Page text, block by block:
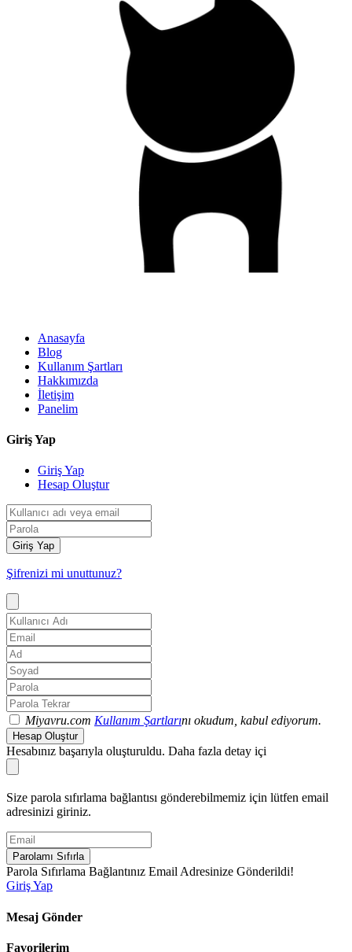
Anasayfa
Blog
Kullanım Şartları
Hakkımızda
İletişim
Panelim
Giriş Yap
Giriş Yap
Hesap Oluştur
Giriş Yap
Şifrenizi mi unuttunuz?
Miyavru.com Kullanım Şartlarını okudum, kabul ediyorum.
Hesap Oluştur
Hesabınız başarıyla oluşturuldu. Daha fazla detay içi
Size parola sıfırlama bağlantısı gönderebilmemiz için lütfen email
adresinizi giriniz.
Parolamı Sıfırla
Parola Sıfırlama Bağlantınız Email Adresinize Gönderildi!
Giriş Yap
Mesaj Gönder
Favorilerim